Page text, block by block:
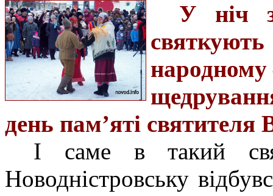
У ніч
народному
день пам’яті святителя
І саме в такий
Новодністровську